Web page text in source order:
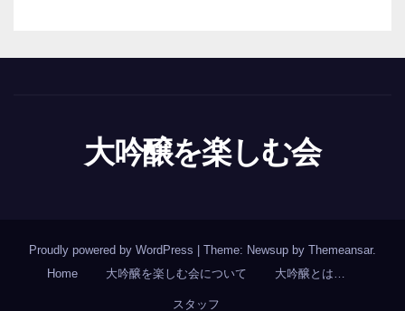
大吟醸を楽しむ会
Proudly powered by WordPress | Theme: Newsup by Themeansar.
Home
大吟醸を楽しむ会について 大吟醸とは…
スタッフ